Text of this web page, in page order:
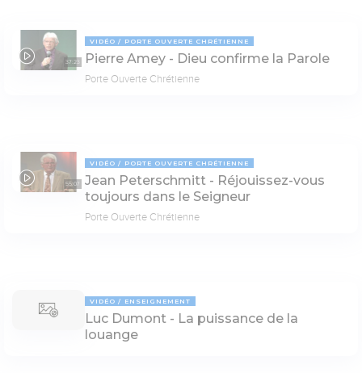
37:23
VIDÉO PORTE OUVERTE CHRÉTIENNE
Pierre Amey - Dieu confirme la Parole
Porte Ouverte Chrétienne
55:07
VIDÉO PORTE OUVERTE CHRÉTIENNE
Jean Peterschmitt - Réjouissez-vous
toujours dans le Seigneur
Porte Ouverte Chrétienne
VIDÉO ENSEIGNEMENT
Luc Dumont - La puissance de la
louange